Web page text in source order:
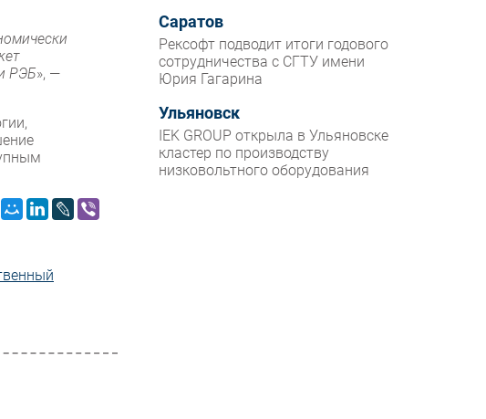
РЭБ», —
Саратов
Рексофт подводит итоги годового
сотрудничества с СГТУ имени
Юрия Гагарина
Ульяновск
IEK GROUP открыла в Ульяновске
кластер по производству
низковольтного оборудования